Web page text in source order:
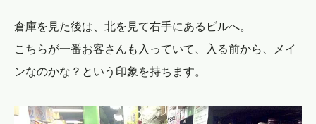
倉庫を見た後は、北を見て右手にあるビルへ。
こちらが一番お客さんも入っていて、入る前から、メイ
ンなのかな？という印象を持ちます。